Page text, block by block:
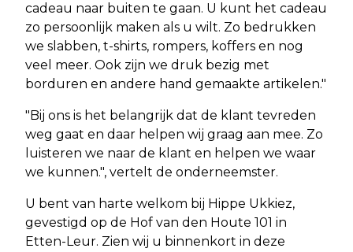
cadeau naar buiten te gaan. U kunt het cadeau
zo persoonlijk maken als u wilt. Zo bedrukken
we slabben, t-shirts, rompers, koffers en nog
veel meer. Ook zijn we druk bezig met
borduren en andere hand gemaakte artikelen."
"Bij ons is het belangrijk dat de klant tevreden
weg gaat en daar helpen wij graag aan mee. Zo
luisteren we naar de klant en helpen we waar
we kunnen.", vertelt de onderneemster.
U bent van harte welkom bij Hippe Ukkiez,
gevestigd op de Hof van den Houte 101 in
Etten-Leur. Zien wij u binnenkort in deze